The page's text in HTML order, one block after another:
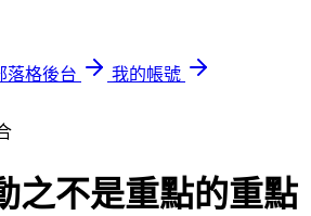
落格後台
我的帳號
之不是重點的重點